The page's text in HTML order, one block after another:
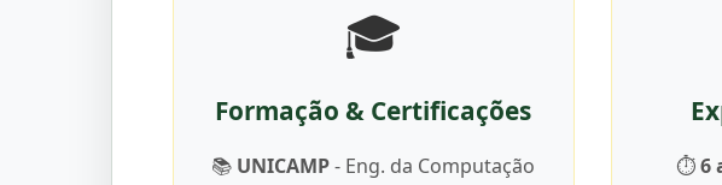
🎓
Formação & Certificações
📚 UNICAMP- Eng. da Computação
⏱️6